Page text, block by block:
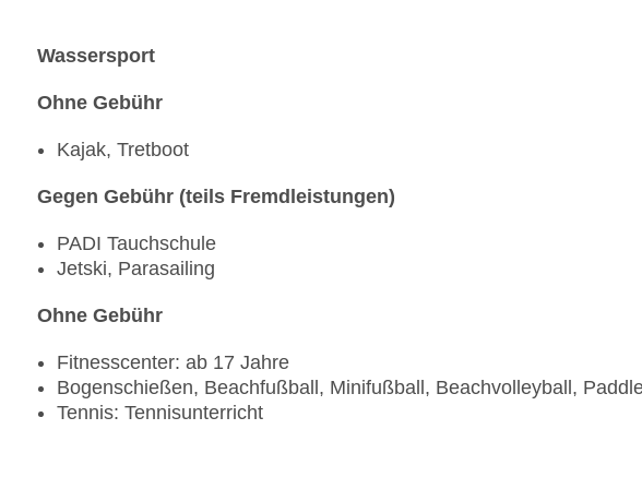
Wassersport
Ohne Gebühr
Kajak, Tretboot
Gegen Gebühr (teils Fremdleistungen)
PADI Tauchschule
Jetski, Parasailing
Ohne Gebühr
Fitnesscenter: ab 17 Jahre
Bogenschießen, Beachfußball, Minifußball, Beachvolleyball,
Tennis: Tennisunterricht